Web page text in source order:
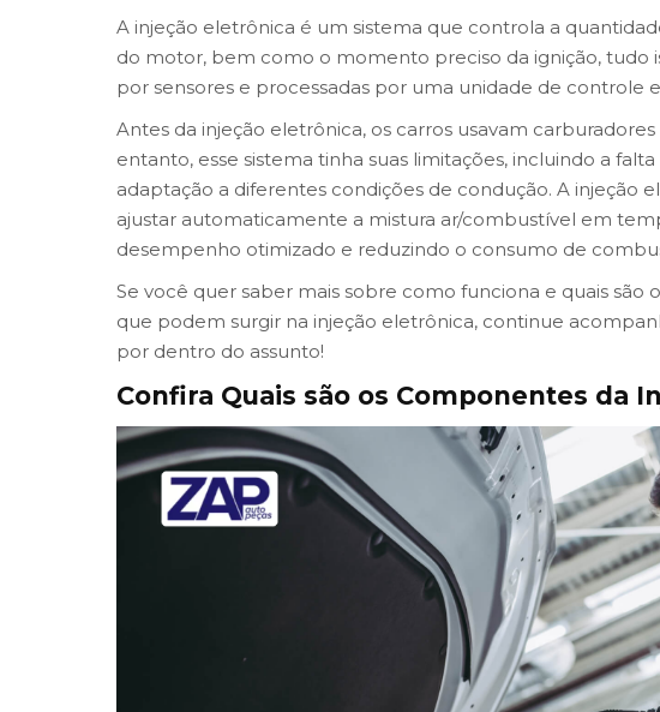
A injeção eletrônica é um sistema que controla a
do motor, bem como o momento preciso da ignição, tudo
por sensores e processadas por uma unidade de controle
Antes da injeção eletrônica, os carros usavam
entanto, esse sistema tinha suas limitações, incluindo a
adaptação a diferentes condições de condução. A injeção
ajustar automaticamente a mistura ar/combustível em
desempenho otimizado e reduzindo o consumo de
Se você quer saber mais sobre como funciona e quais
que podem surgir na injeção eletrônica, continue
por dentro do assunto!
Confira Quais são os Componentes da